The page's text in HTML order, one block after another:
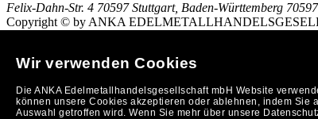
Wir verwenden Cookies
Die ANKA Edelmetallhandelsgesellschaft mbH Website
können unsere Cookies akzeptieren oder ablehnen, indem Sie
Auswahl getroffen wird. Wenn Sie mehr über unsere
Felix-Dahn-Str. 4 70597 Stuttgart, Baden-Württemberg 70597
Copyright © by ANKA
Entfernungsrechner/Anfahrtsplan)
Kurierdienste Reutlingen Taxi Reutlingen www.moeblierte-
Anka Goldankauf Stuttgart hat4,8von5Sternen 78